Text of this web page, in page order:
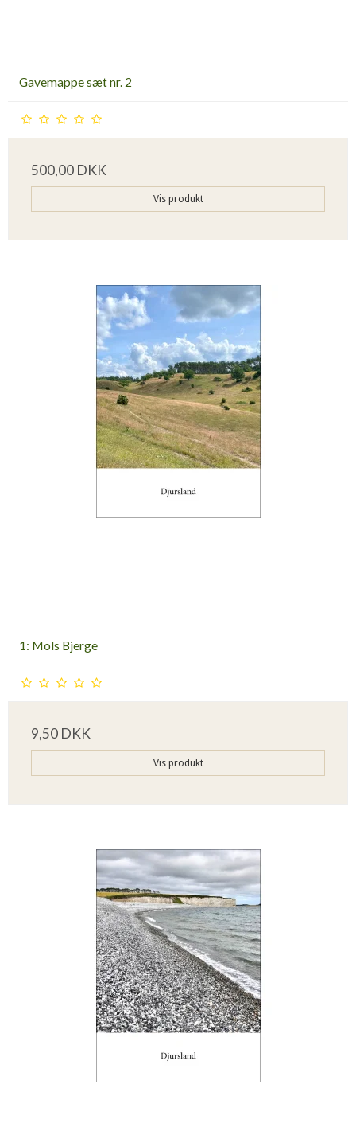
Gavemappe sæt nr. 2
500,00 DKK
Vis produkt
1: Mols Bjerge
9,50 DKK
Vis produkt